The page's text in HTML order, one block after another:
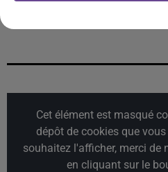
Cet élément est masqué
dépôt de cookies que
souhaitez l'afficher, merci de
en cliquant sur le